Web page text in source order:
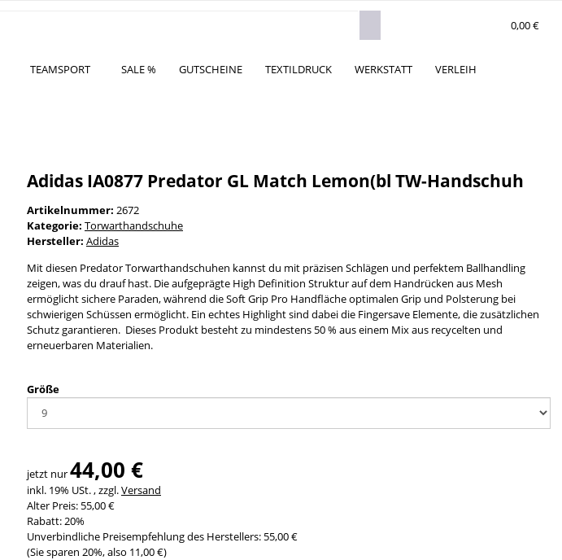
0,00 €
TEAMSPORT SALE % GUTSCHEINE TEXTILDRUCK WERKSTATT VERLEIH
Adidas IA0877 Predator GL Match Lemon(bl TW-Handschuh
Artikelnummer: 2672
Kategorie: Torwarthandschuhe
Hersteller: Adidas
Mit diesen Predator Torwarthandschuhen kannst du mit präzisen Schlägen und perfektem Ballhandling
zeigen, was du drauf hast. Die aufgeprägte High Definition Struktur auf dem Handrücken aus Mesh
ermöglicht sichere Paraden, während die Soft Grip Pro Handfläche optimalen Grip und Polsterung bei
schwierigen Schüssen ermöglicht. Ein echtes Highlight sind dabei die Fingersave Elemente, die zusätzlichen
Schutz garantieren. Dieses Produkt besteht zu mindestens 50 % aus einem Mix aus recycelten und
erneuerbaren Materialien.
Größe
jetzt nur44,00 €
inkl. 19% USt. , zzgl.Versand
Alter Preis: 55,00 €
Rabatt:20%
Unverbindliche Preisempfehlung des Herstellers: 55,00 €
(Sie sparen 20%, also 11,00 €)